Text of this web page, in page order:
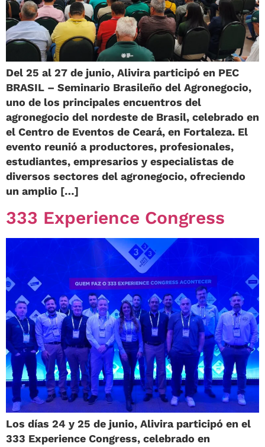
Del 25 al 27 de junio, Alivira participó en PEC
BRASIL – Seminario Brasileño del Agronegocio,
uno de los principales encuentros del
agronegocio del nordeste de Brasil, celebrado en
el Centro de Eventos de Ceará, en Fortaleza. El
evento reunió a productores, profesionales,
estudiantes, empresarios y especialistas de
diversos sectores del agronegocio, ofreciendo
un amplio […]
333 Experience Congress
Los días 24 y 25 de junio, Alivira participó en el
333 Experience Congress, celebrado en